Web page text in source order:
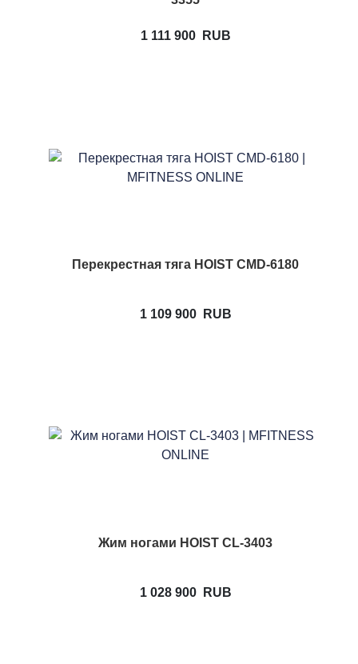
1 111 900 RUB
Перекрестная тяга HOIST CMD-6180
1 109 900 RUB
Жим ногами HOIST CL-3403
1 028 900 RUB